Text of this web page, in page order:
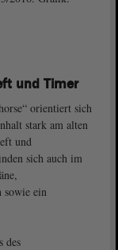
und Timer
orientiert sich
stark am alten
und
sich auch im
sowie ein
des